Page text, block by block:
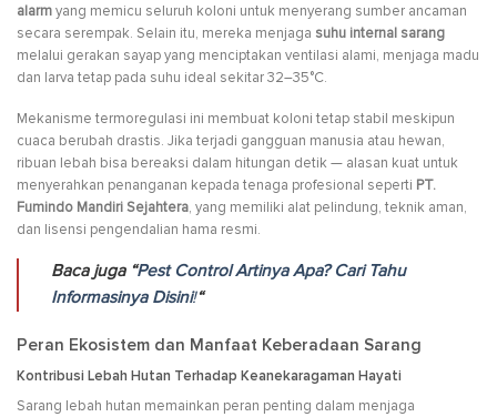
alarmyang memicu seluruh koloni untuk menyerang sumber ancaman
secara serempak. Selain itu, mereka menjaga suhu internal sarang
melalui gerakan sayap yang menciptakan ventilasi alami, menjaga madu
dan larva tetap pada suhu ideal sekitar 32–35°C.
Mekanisme termoregulasi ini membuat koloni tetap stabil meskipun
cuaca berubah drastis. Jika terjadi gangguan manusia atau hewan,
ribuan lebah bisa bereaksi dalam hitungan detik — alasan kuat untuk
menyerahkan penanganan kepada tenaga profesional seperti PT.
Fumindo Mandiri Sejahtera, yang memiliki alat pelindung, teknik aman,
dan lisensi pengendalian hama resmi.
Baca juga “Pest Control Artinya Apa? Cari Tahu
Informasinya Disini!“
Peran Ekosistem dan Manfaat Keberadaan Sarang
Kontribusi Lebah Hutan Terhadap Keanekaragaman Hayati
Sarang lebah hutan memainkan peran penting dalam menjaga